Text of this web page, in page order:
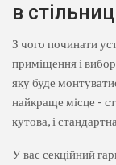
в
З чого починати
приміщення і
яку буде
найкраще місце -
кутова, і
У вас секційний